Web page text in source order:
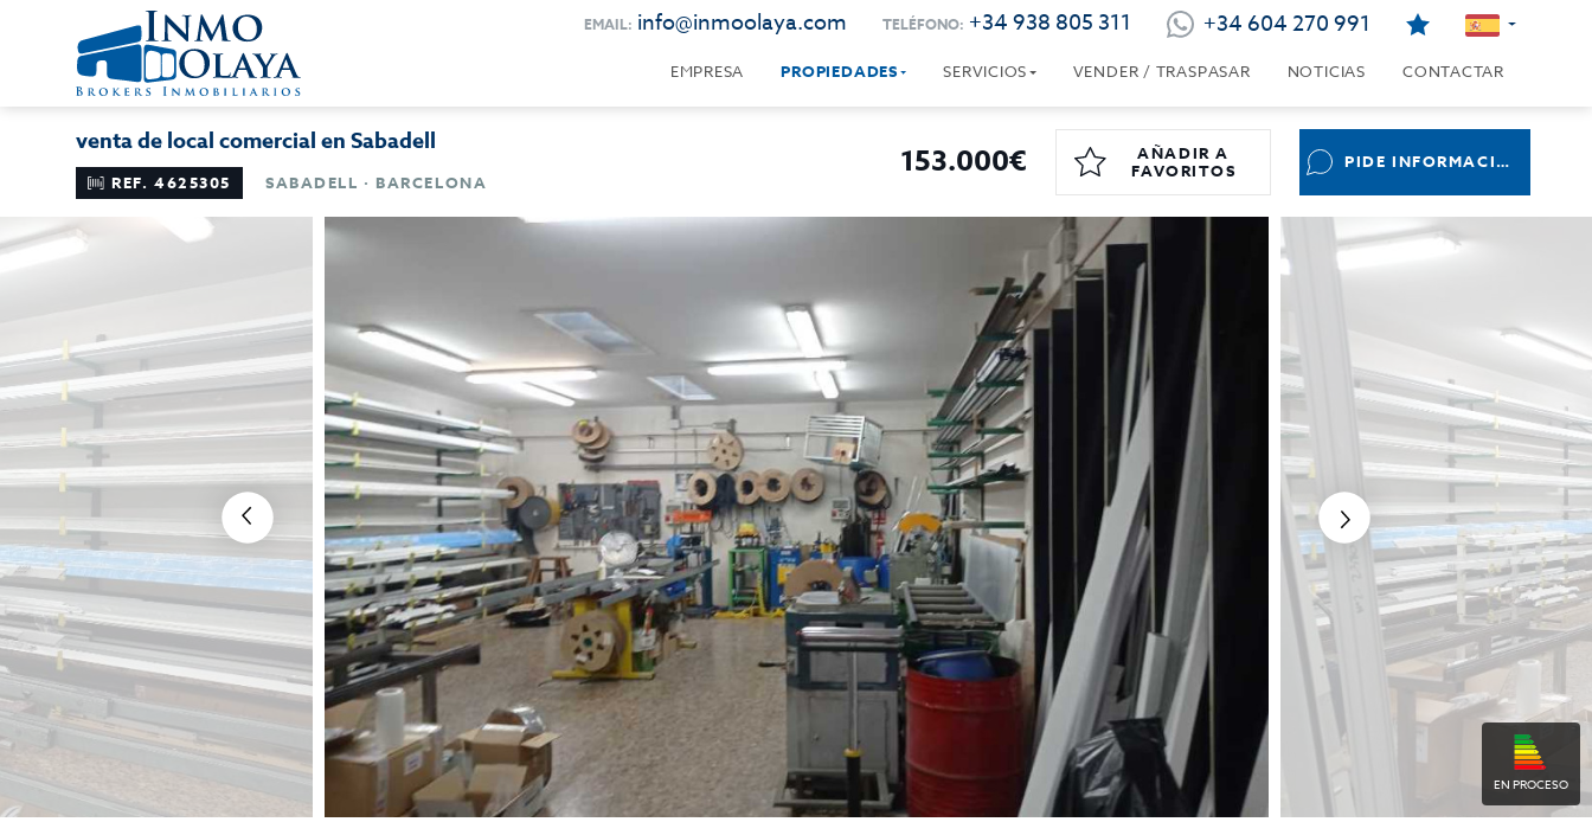
EMAIL: info@inmoolaya.com TELÉFONO: +34 938 805 311 +34 604 270 991
EMPRESA PROPIEDADES SERVICIOS VENDER / TRASPASAR NOTICIAS CONTACTAR
venta de local comercial en Sabadell
REF. 4625305 SABADELL · BARCELONA 153.000€
AÑADIR A
FAVORITOS
PIDE INFORMACIÓN
EN PROCESO